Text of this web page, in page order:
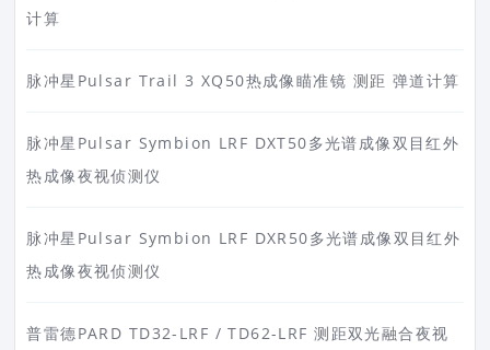
计算
脉冲星Pulsar Trail 3 XQ50热成像瞄准镜 测距 弹道计算
脉冲星Pulsar Symbion LRF DXT50多光谱成像双目红外
热成像夜视侦测仪
脉冲星Pulsar Symbion LRF DXR50多光谱成像双目红外
热成像夜视侦测仪
普雷德PARD TD32-LRF / TD62-LRF 测距双光融合夜视